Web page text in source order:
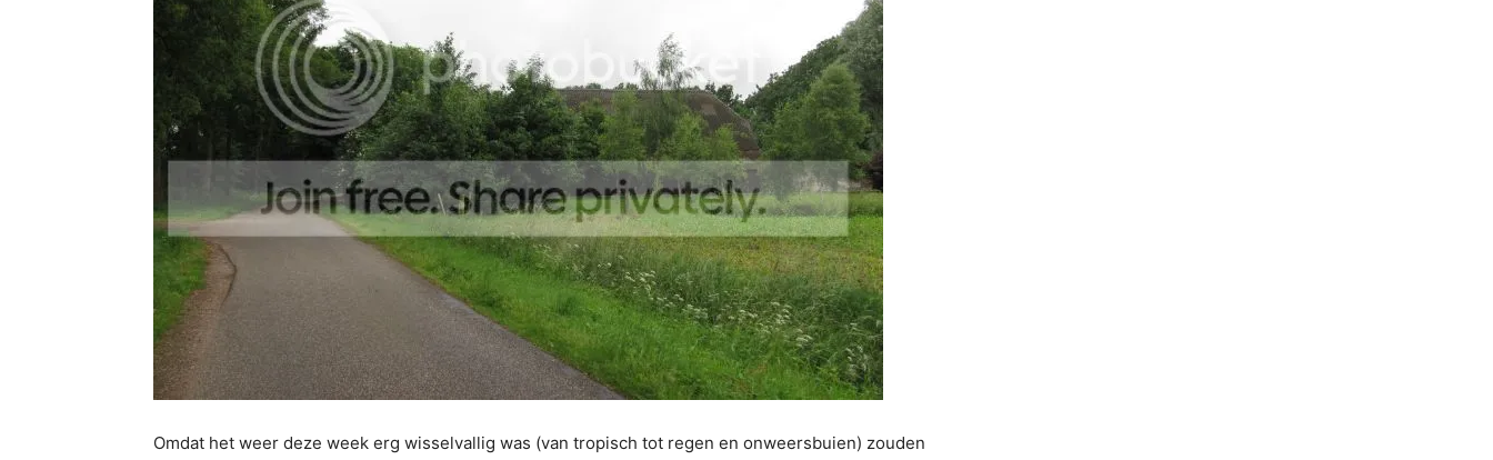
Omdat het weer deze week erg wisselvallig was (van tropisch tot regen en onweersbuien) zouden